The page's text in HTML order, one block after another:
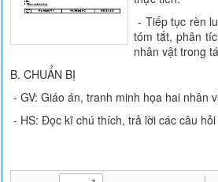
- Tiếp tục rèn
tóm tắt, phân
nhân vật trong
B. CHUẨN BỊ
- GV: Giáo án, tranh minh họa hai nhân
- HS: Đọc kĩ chú thích, trả lời các câu hỏi